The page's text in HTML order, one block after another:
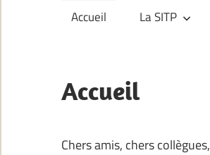
francophone
Accueil La SITP
Accueil
Chers amis, chers